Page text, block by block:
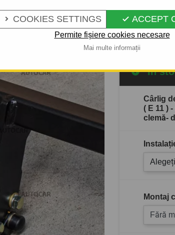
 COOKIES SETTINGS  ACCEPT
Permite fișiere cookies necesare
Mai multe informații
Descrierea
În
Cârlig
( E 11 )
clemă-
Montaj
Fără